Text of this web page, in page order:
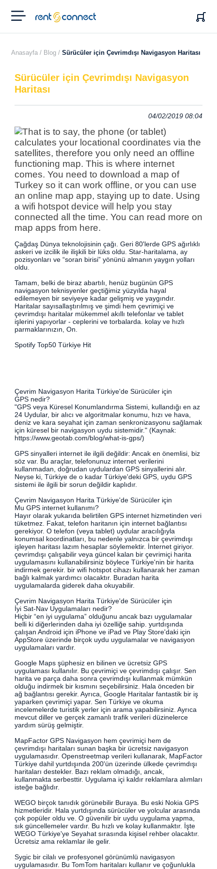
RENT'N
CONNECT
Anasayfa / Blog / Sürücüler için Çevrimdışı Navigasyon Haritası
Sürücüler için Çevrimdışı Navigasyon
Haritası
04/02/2019 08:04
Çağdaş Dünya teknolojisinin çağı. Geri 80'lerde GPS ağırlıklı
askeri ve izcilik ile ilişkili bir lüks oldu. Star-haritalama, ay
pozisyonları ve “soran birisi” yönünü almanın yaygın yolları
oldu.
Tamam, belki de biraz abartılı, henüz bugünün GPS
navigasyon teknisyenler geçtiğimiz yüzyılda hayal
edilemeyen bir seviyeye kadar gelişmiş ve yaygındır.
Haritalar sayısallaştırılmış ve şimdi hem çevrimiçi ve
çevrimdışı haritalar mükemmel akıllı telefonlar ve tablet
işlerini yapıyorlar - ceplerini ve torbalarda. kolay ve hızlı
parmaklarınızın, On.
Spotify Top50 Türkiye Hit
Çevrim Navigasyon Harita Türkiye'de Sürücüler için
GPS nedir?
"GPS veya Küresel Konumlandırma Sistemi, kullandığı en az
24 Uydular, bir alıcı ve algoritmalar konumu, hızı ve hava,
deniz ve kara seyahat için zaman senkronizasyonu sağlamak
için küresel bir navigasyon uydu sistemidir." (Kaynak:
https://www.geotab.com/blog/what-is-gps/)
GPS sinyalleri internet ile ilgili değildir: Ancak en önemlisi, biz
söz var. Bu araçlar, telefonunuz internet verilerini
kullanmadan, doğrudan uydulardan GPS sinyallerini alır.
Neyse ki, Türkiye de o kadar Türkiye'deki GPS, uydu GPS
sistemi ile ilgili bir sorun değildir kaplıdır.
Çevrim Navigasyon Harita Türkiye'de Sürücüler için
Mu GPS internet kullanımı?
Hayır olarak yukarıda belirtilen GPS internet hizmetinden veri
tüketmez. Fakat, telefon haritanın için internet bağlantısı
gerekiyor. O telefon (veya tablet) uydular aracılığıyla
konumsal koordinatları, bu nedenle yalnızca bir çevrimdışı
işleyen haritası lazım hesaplar söylemektir. İnternet giriyor.
çevrimdışı çalışabilir veya güncel kalan bir çevrimiçi harita
uygulamasını kullanabilirsiniz böylece Türkiye'nin bir harita
indirmek gerekir. bir wifi hotspot cihazı kullanarak her zaman
bağlı kalmak yardımcı olacaktır. Buradan harita
uygulamalarda giderek daha okuyabilir.
Çevrim Navigasyon Harita Türkiye'de Sürücüler için
İyi Sat-Nav Uygulamaları nedir?
Hiçbir “en iyi uygulama” olduğunu ancak bazı uygulamalar
belli ki diğerlerinden daha iyi özelliğe sahip. yurtdışında
çalışan Android için iPhone ve iPad ve Play Store'daki için
AppStore üzerinde birçok uydu uygulamalar ve navigasyon
uygulamaları vardır.
Google Maps şüphesiz en bilinen ve ücretsiz GPS
uygulaması kullanılır. Bu çevrimiçi ve çevrimdışı çalışır. Sen
harita ve parça daha sonra çevrimdışı kullanmak mümkün
olduğu indirmek bir kısmını seçebilirsiniz. Hala önceden bir
ağ bağlantısı gerekir. Ayrıca, Google Haritalar fantastik bir iş
yaparken çevrimiçi yapar. Sen Türkiye ve okuma
incelemelerde turistik yerler için arama yapabilirsiniz. Ayrıca
mevcut diller ve gerçek zamanlı trafik verileri düzinelerce
yardım sürüş gelmiştir.
MapFactor GPS Navigasyon hem çevrimiçi hem de
çevrimdışı haritaları sunan başka bir ücretsiz navigasyon
uygulamasıdır. Openstreetmap verileri kullanarak, MapFactor
Türkiye dahil yurtdışında 200'ün üzerinde ülkede çevrimdışı
haritaları destekler. Bazı reklam olmadığı, ancak,
kullanmakta serbesttir. Uygulama içi kaldır reklamlara alımları
isteğe bağlıdır.
WEGO birçok tanıdık görünebilir Buraya. Bu eski Nokia GPS
hizmetleridir. Hala yurtdışında sürücüler ve yolcular arasında
çok popüler oldu ve. O güvenilir bir uydu uygulama yapma,
sık güncellemeler vardır. Bu hızlı ve kolay kullanmaktır. İşte
WEGO Türkiye'ye Seyahat sırasında kişisel rehber olacaktır.
Ücretsiz ama reklamlar ile gelir.
Sygic bir cilalı ve profesyonel görünümlü navigasyon
uygulamasıdır. Bu TomTom haritaları kullanır ve çoğunlukla